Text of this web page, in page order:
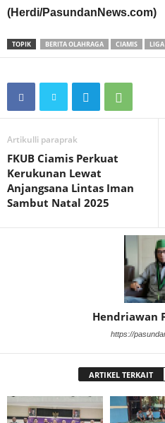
(Herdi/PasundanNews.com)
TOPIK BERITA OLAHRAGA CIAMIS
Artikulli paraprak
FKUB Ciamis Perkuat
Kerukunan Lewat
Anjangsana Lintas Iman
Sambut Natal 2025
Hendriawan
https://
ARTIKEL TERKAIT